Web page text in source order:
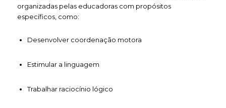
organizadas pelas educadoras com propósitos
específicos, como:
Desenvolver coordenação motora
Estimular a linguagem
Trabalhar raciocínio lógico